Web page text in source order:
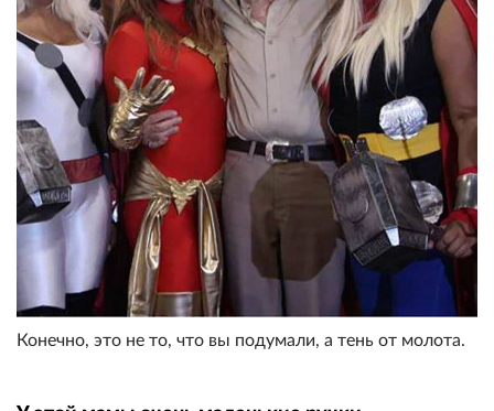
Конечно, это не то, что вы подумали, а тень от молота.